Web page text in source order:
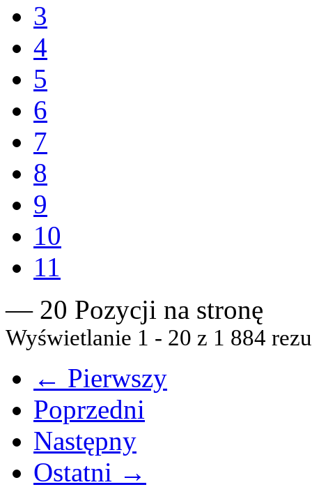
3
4
5
6
7
8
9
10
11
— 20 Pozycji na stronę
Wyświetlanie 1 - 20 z 1 884
← Pierwszy
Poprzedni
Następny
Ostatni →